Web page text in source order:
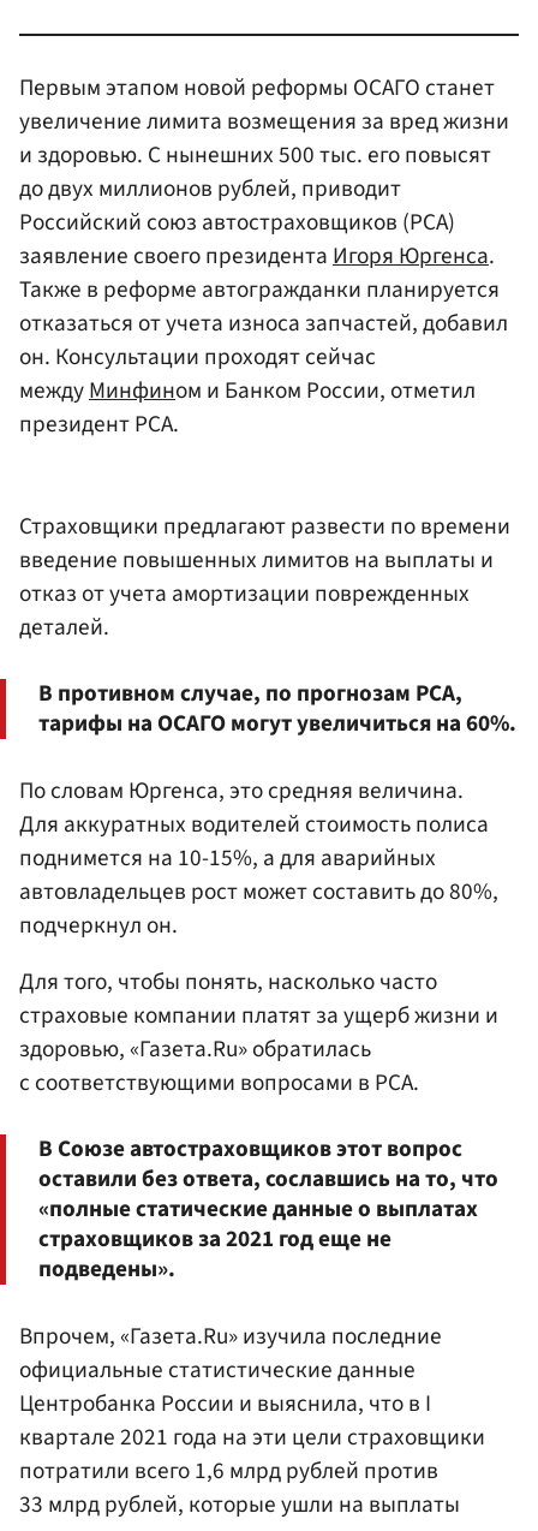
Первым этапом новой реформы ОСАГО станет
увеличение лимита возмещения за вред жизни
и здоровью. С нынешних 500 тыс. его повысят
до двух миллионов рублей, приводит
Российский союз автостраховщиков (РСА)
заявление своего президентаИгоря Юргенса.
Также в реформе автогражданки планируется
отказаться от учета износа запчастей, добавил
он. Консультации проходят сейчас
междуМинфином и Банком России, отметил
президент РСА.
Страховщики предлагают развести по времени
введение повышенных лимитов на выплаты и
отказ от учета амортизации поврежденных
деталей.
В противном случае, по прогнозам РСА,
тарифы на ОСАГО могут увеличиться на 60%.
По словам Юргенса, это средняя величина.
Для аккуратных водителей стоимость полиса
поднимется на 10-15%, а для аварийных
автовладельцев рост может составить до 80%,
подчеркнул он.
Для того, чтобы понять, насколько часто
страховые компании платят за ущерб жизни и
здоровью, «Газета.Ru» обратилась
с соответствующими вопросами в РСА.
В Союзе автостраховщиков этот вопрос
оставили без ответа, сославшись на то, что
«полные статические данные о выплатах
страховщиков за 2021 год еще не
подведены».
Впрочем, «Газета.Ru» изучила последние
официальные статистические данные
Центробанка России и выяснила, что в I
квартале 2021 года на эти цели страховщики
потратили всего 1,6 млрд рублей против
33 млрд рублей, которые ушли на выплаты